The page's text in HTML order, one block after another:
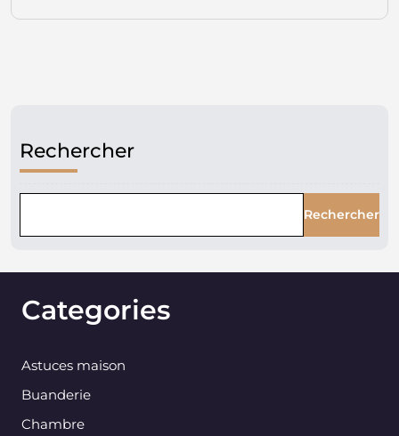
Rechercher
Rechercher
Categories
Astuces maison
Buanderie
Chambre